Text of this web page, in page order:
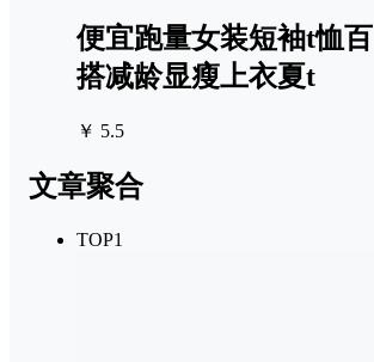
便宜跑量女装短袖t恤百
搭减龄显瘦上衣夏t
￥ 5.5
文章聚合
TOP1